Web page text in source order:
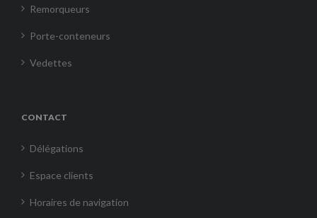
Remorqueurs
Porte-conteneurs
Vedettes
CONTACT
Délégations
Espace clients
Horaires de navigation